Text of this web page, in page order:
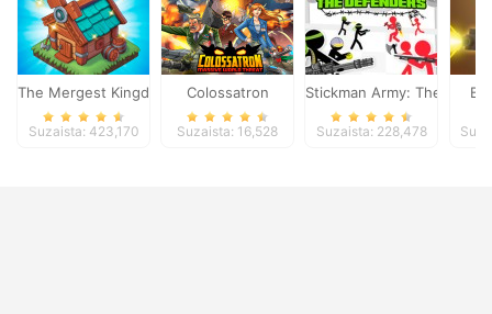
The Mergest Kingdom
Suzaista: 423,170
Colossatron
Suzaista: 16,528
Stickman Army: The
Suzaista: 228,478